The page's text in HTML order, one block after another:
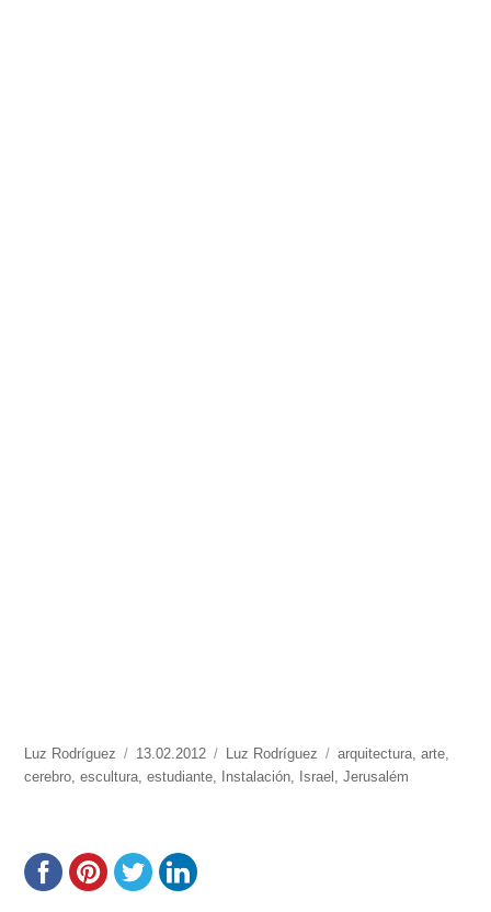
https://www.experimenta.es/author/Luz%20Rodríguez/
Luz Rodríguez
Publicado
el
13.02.2012 Categorías
Luz Rodríguez Etiquetas
arquitectura,arte,
cerebro,escultura,estudiante, Instalación, Israel ,Jerusalém